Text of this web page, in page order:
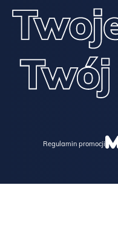
Regulamin promocji